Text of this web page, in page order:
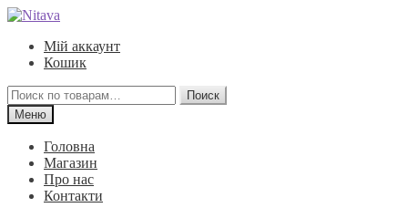
Перейти
навигации
Перейти
содержимому
Мій аккаунт
Кошик
Искать:
Поиск
Меню
Головна
Магазин
Про нас
Контакти